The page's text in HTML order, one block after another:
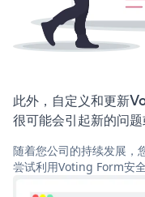
此外，自定义和更新
很可能会引起新的问题
随着您公司的持续发展，
尝试利用Voting Form安全